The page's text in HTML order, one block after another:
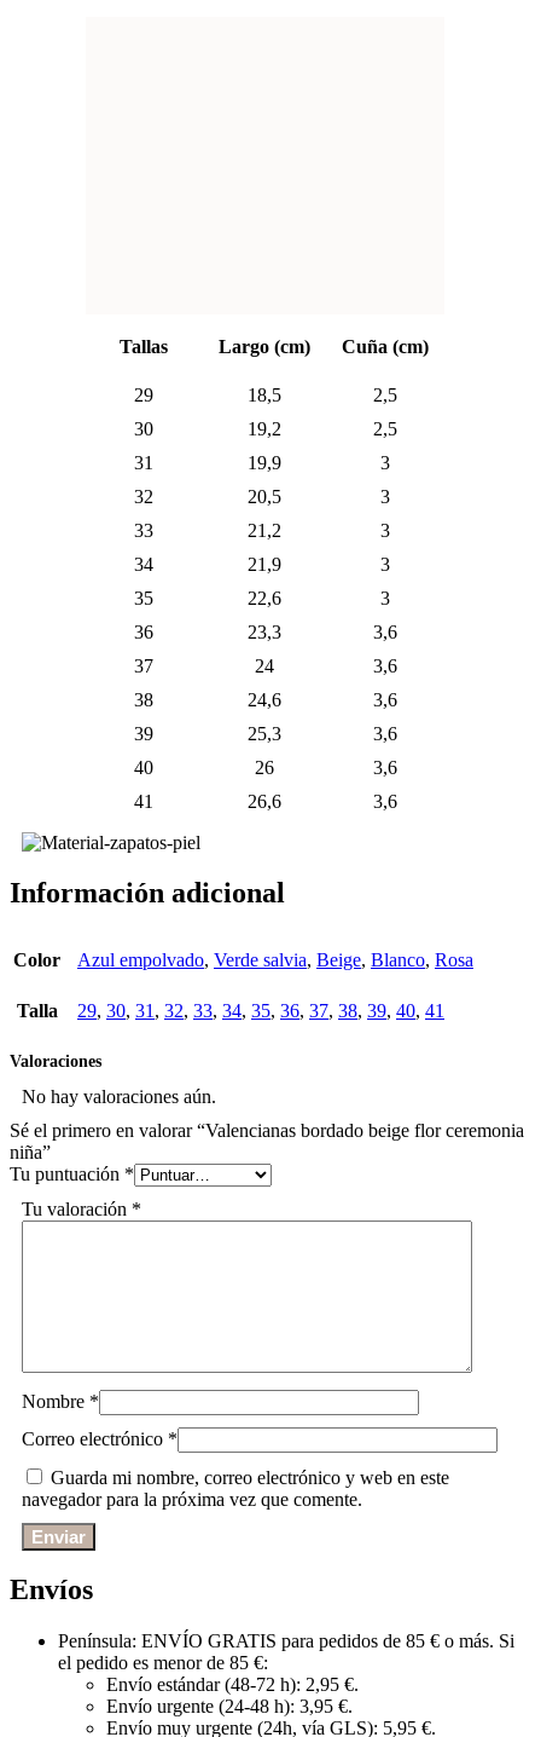
Tallas Largo (cm) Cuña (cm)
29 18,5
2,5
30
19,2
2,5
31
19,9
3
32
20,5
3
33
21,2
3
34
21,9
3
35
22,6
3
36
23,3
3,6
37
24
3,6
38
24,6
3,6
39
25,3
3,6
40
26
3,6
41
26,6 3,6
Información adicional
Color Azul empolvado, Verde salvia, Beige, Blanco, Rosa
Talla 29, 30, 31 , 32, 33, 34, 35, 36, 37, 38, 39, 40, 41
Valoraciones
No hay valoraciones aún.
Sé el primero en valorar “Valencianas bordado beige flor ceremonia
niña”
Tu puntuación *
Tu valoración *
Nombre *
Correo electrónico *
Guarda mi nombre, correo electrónico y web en este
navegador para la próxima vez que comente.
Envíos
Península: ENVÍO GRATIS para pedidos de 85 € o más. Si
el pedido es menor de 85 €:
Envío estándar (48-72 h): 2,95 €.
Envío urgente (24-48 h): 3,95 €.
Envío muy urgente (24h, vía GLS): 5,95 €.